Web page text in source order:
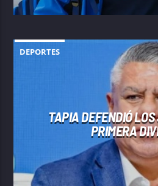
DEPORTES
TAPIA DEFENDIÓ LOS
PRIMERA